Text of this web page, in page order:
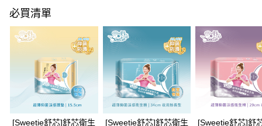
必買清單
[Sweetie舒芯]舒芯衛生 [Sweetie舒芯]舒芯衛生 [Sweetie舒芯]舒